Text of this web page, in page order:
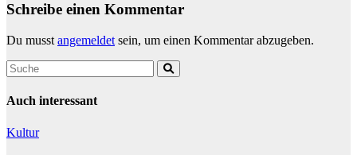
Schreibe einen Kommentar
Du musst angemeldet sein, um einen Kommentar abzugeben.
Auch interessant
Kultur